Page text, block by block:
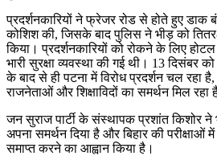
प्रदर्शनकारियों ने फ्रेजर रोड से होते हुए डाक
कोशिश की, जिसके बाद पुलिस ने भीड़ को
किया। प्रदर्शनकारियों को रोकने के लिए
भारी सुरक्षा व्यवस्था की गई थी। 13 दिसंबर
के बाद से ही पटना में विरोध प्रदर्शन चल रहा
राजनेताओं और शिक्षाविदों का समर्थन मिल रहा
जन सुराज पार्टी के संस्थापक प्रशांत किशोर ने
अपना समर्थन दिया है और बिहार की परीक्षाओं
समाप्त करने का आह्वान किया है।